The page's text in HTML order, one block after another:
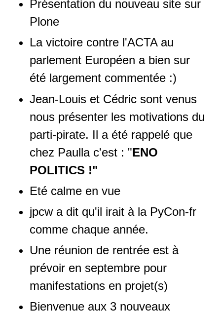
Présentation du nouveau site sur
Plone
La victoire contre l'ACTA au
parlement Européen a bien sur
été largement commentée :)
Jean-Louis et Cédric sont venus
nous présenter les motivations du
parti-pirate. Il a été rappelé que
chez Paulla c'est : "ENO
POLITICS !"
Eté calme en vue
jpcw a dit qu'il irait à la PyCon-fr
comme chaque année.
Une réunion de rentrée est à
prévoir en septembre pour
manifestations en projet(s)
Bienvenue aux 3 nouveaux